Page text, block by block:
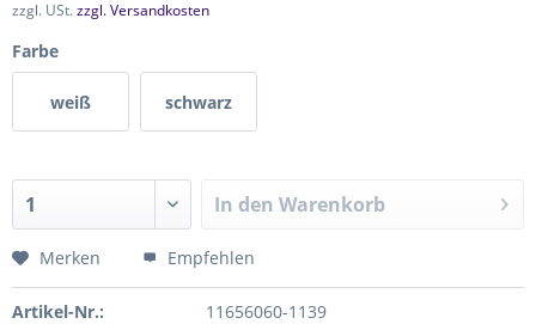
zzgl. USt.zzgl. Versandkosten
Farbe
weiß schwarz
In den Warenkorb
Merken Empfehlen
Artikel-Nr.:
11656060-1139